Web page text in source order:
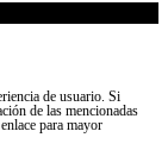
de usuario. Si
de las mencionadas
para mayor